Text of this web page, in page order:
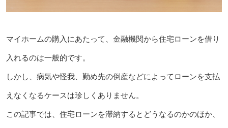
マイホームの購入にあたって、金融機関から住宅ローンを借り
入れるのは一般的です。
しかし、病気や怪我、勤め先の倒産などによってローンを支払
えなくなるケースは珍しくありません。
この記事では、住宅ローンを滞納するとどうなるのかのほか、